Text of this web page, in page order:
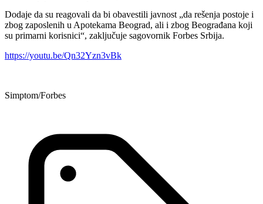
Dodaje da su reagovali da bi obavestili javnost „da rešenja postoje i
zbog zaposlenih u Apotekama Beograd, ali i zbog Beograđana koji
su primarni korisnici“, zaključuje sagovornik Forbes Srbija.
https://youtu.be/Qn32Yzn3vBk
Simptom/Forbes